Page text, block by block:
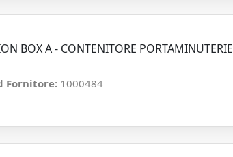
BOX A - CONTENITORE PORTAMINUTERIE
Fornitore: 1000484